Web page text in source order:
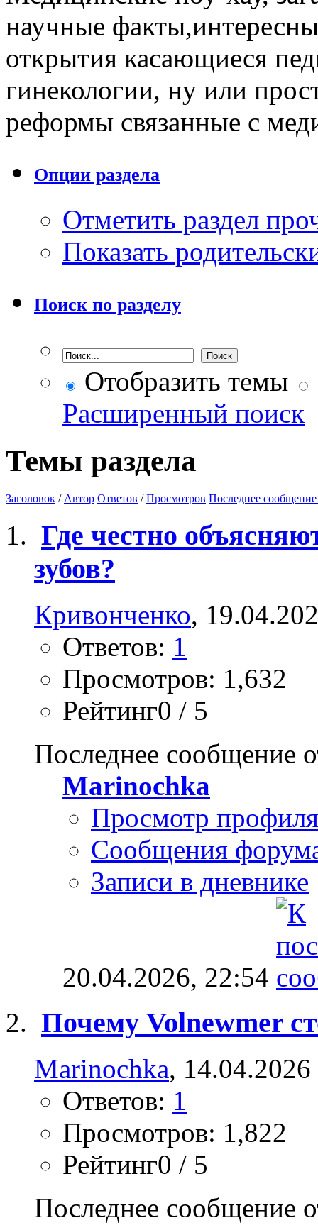
научные
открытия касающиеся
гинекологии, ну или
реформы связанные с
Опции раздела
Отметить раздел
Показать
Поиск по разделу
Отобразить темы
Расширенный поиск
Темы раздела
Заголовок / Автор Ответов /Просмотров Последнее сообщение
Где честно
зубов?
Кривонченко,
Ответов: 1
Просмотров: 1,632
Рейтинг0 / 5
Последнее сообщение
Marinochka
Просмотр профиля
Сообщения
Записи в дневнике
20.04.2026, 22:54
Почему Volnewmer
Marinochka,
Ответов: 1
Просмотров: 1,822
Рейтинг0 / 5
Последнее сообщение